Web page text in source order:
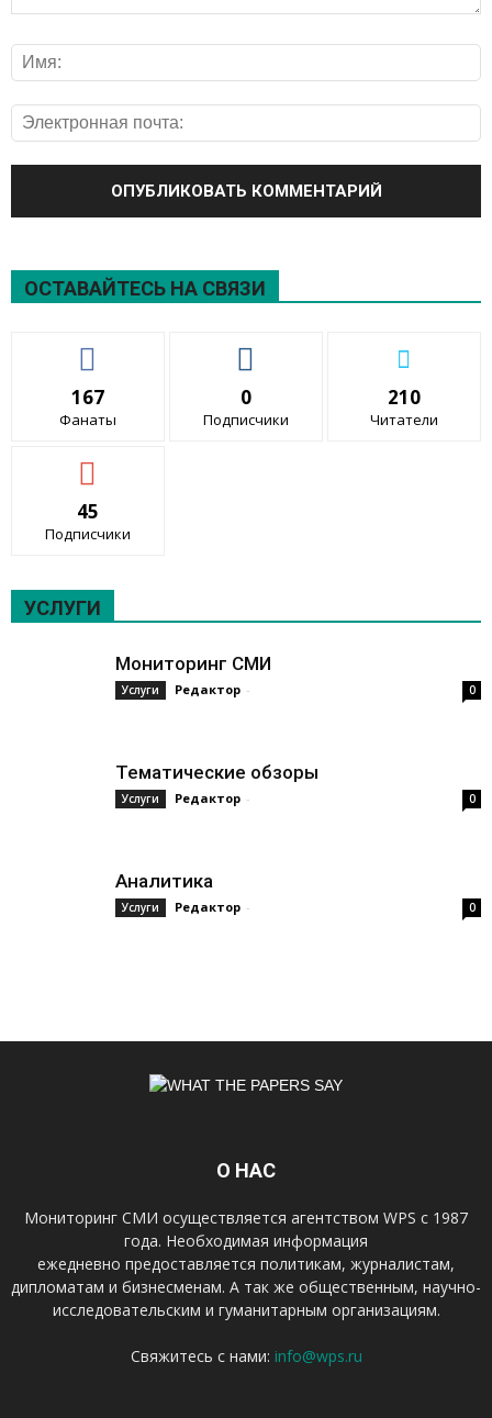
ОСТАВАЙТЕСЬ НА СВЯЗИ
167
Фанаты
0
Подписчики
210
Читатели
45
Подписчики
УСЛУГИ
Мониторинг СМИ
Услуги Редактор - 0
Тематические обзоры
Услуги Редактор - 0
Аналитика
Услуги Редактор - 0
О НАС
Мониторинг СМИ осуществляется агентством WPS с 1987
года. Необходимая информация
ежедневно предоставляется политикам, журналистам,
дипломатам и бизнесменам. А так же общественным, научно-
исследовательским и гуманитарным организациям.
Свяжитесь с нами: info@wps.ru